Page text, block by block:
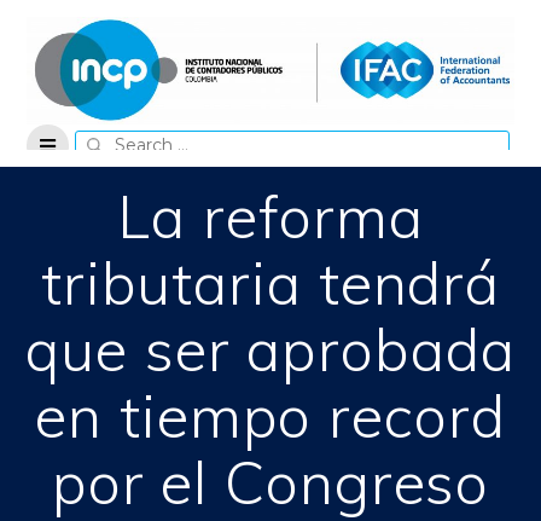
content
Search
for:
La reforma
tributaria tendrá
que ser aprobada
en tiempo record
por el Congreso